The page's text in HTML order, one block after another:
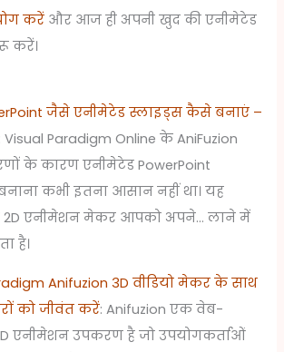
करें और आज ही अपनी खुद की एनीमेटेड
करें।
जैसे एनीमेटेड स्लाइड्स कैसे बनाएं –
: Visual Paradigm Online के AniFuzion
के कारण एनीमेटेड PowerPoint
बनाना कभी इतना आसान नहीं था। यह
एनीमेशन मेकर आपको अपने… लाने में
है।
Anifuzion 3D वीडियो मेकर के साथ
को जीवंत करें: Anifuzion एक वेब-
एनीमेशन उपकरण है जो उपयोगकर्ताओं